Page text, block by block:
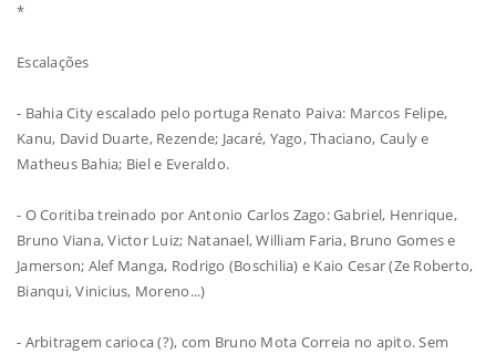
*
Escalações
- Bahia City escalado pelo portuga Renato Paiva: Marcos Felipe,
Kanu, David Duarte, Rezende; Jacaré, Yago, Thaciano, Cauly e
Matheus Bahia; Biel e Everaldo.
- O Coritiba treinado por Antonio Carlos Zago: Gabriel, Henrique,
Bruno Viana, Victor Luiz; Natanael, William Faria, Bruno Gomes e
Jamerson; Alef Manga, Rodrigo (Boschilia) e Kaio Cesar (Ze Roberto,
Bianqui, Vinicius, Moreno...)
- Arbitragem carioca (?), com Bruno Mota Correia no apito. Sem